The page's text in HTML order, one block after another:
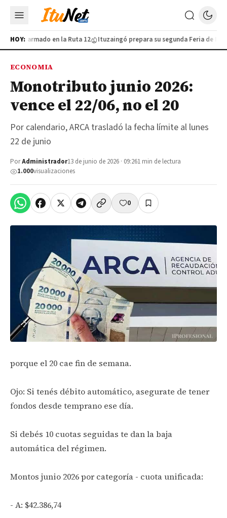
HOY:armado en la Ruta 12 Ituzaingó prepara su segunda Feria de
ECONOMIA
Monotributo junio 2026:
vence el 22/06, no el 20
Por calendario, ARCA trasladó la fecha límite al lunes
22 de junio
PorAdministrador13 de junio de 2026 · 09:261 min de lectura
1.000visualizaciones
0
porque el 20 cae fin de semana.
Ojo: Si tenés débito automático, asegurate de tener
fondos desde temprano ese día.
Si debés 10 cuotas seguidas te dan la baja
automática del régimen.
Montos junio 2026 por categoría - cuota unificada:
- A: $42.386,74